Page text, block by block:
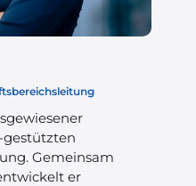
gestützten
Gemeinsam
er